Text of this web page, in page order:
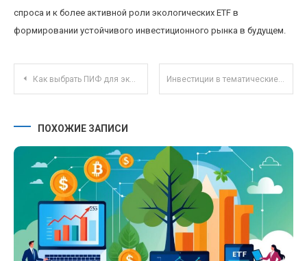
спроса и к более активной роли экологических ETF в
формировании устойчивого инвестиционного рынка в будущем.
Навигация по записям
Как выбрать ПИФ для экологичных инвестиций: реальные фонды с устойчивой стратегией Инвестиции в тематические криптовалютные NFT-проекты: новые возможности для альтернативных вложений
ПОХОЖИЕ ЗАПИСИ